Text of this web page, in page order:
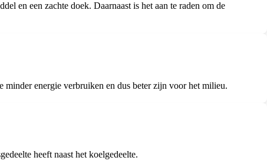
en een zachte doek. Daarnaast is het aan te raden om de
energie verbruiken en dus beter zijn voor het milieu.
heeft naast het koelgedeelte.